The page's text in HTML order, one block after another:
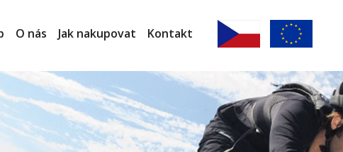
O nás Jak nakupovat Kontakt